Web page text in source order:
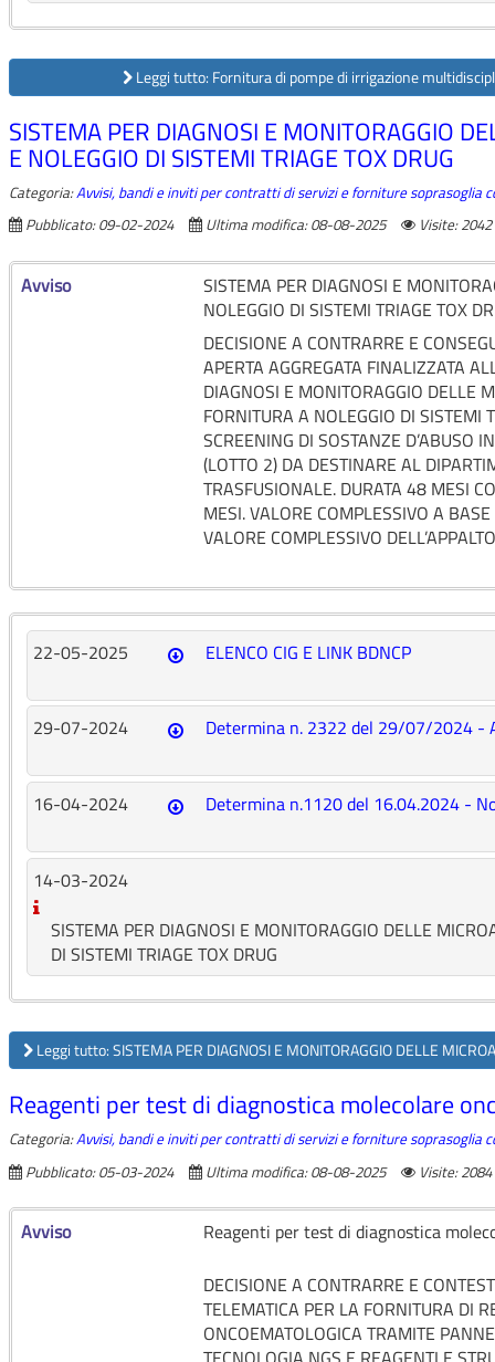
Leggi tutto: Fornitura di pompe di irrigazione
SISTEMA PER DIAGNOSI E MONITORAGGIO
E NOLEGGIO DI SISTEMI TRIAGE TOX DRUG
Categoria:Avvisi, bandi e inviti per contratti di servizi e forniture soprasoglia
Pubblicato: 09-02-2024
Ultima modifica: 08-08-2025 Visite: 2042
Avviso
SISTEMA PER DIAGNOSI E
NOLEGGIO DI SISTEMI TRIAGE TOX
DECISIONE A CONTRARRE E
APERTA AGGREGATA FINALIZZATA
DIAGNOSI E MONITORAGGIO DELLE
FORNITURA A NOLEGGIO DI SISTEMI
SCREENING DI SOSTANZE D’ABUSO
(LOTTO 2) DA DESTINARE AL
TRASFUSIONALE. DURATA 48 MESI
MESI. VALORE COMPLESSIVO A
VALORE COMPLESSIVO
22-05-2025 ELENCO CIG E LINK BDNCP
29-07-2024 Determina n. 2322 del 29/07/2024 -
16-04-2024 Determina n.1120 del 16.04.2024 -
14-03-2024
SISTEMA PER DIAGNOSI E MONITORAGGIO DELLE
DI SISTEMI TRIAGE TOX DRUG
Leggi tutto: SISTEMA PER DIAGNOSI E MONITORAGGIO DELLE
Reagenti per test di diagnostica molecolare
Categoria:Avvisi, bandi e inviti per contratti di servizi e forniture soprasoglia
Pubblicato: 05-03-2024
Ultima modifica: 08-08-2025 Visite: 2084
Avviso
Reagenti per test di diagnostica
DECISIONE A CONTRARRE E
TELEMATICA PER LA FORNITURA DI
ONCOEMATOLOGICA TRAMITE